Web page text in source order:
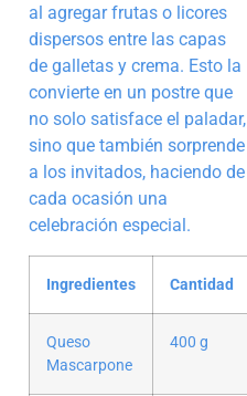
al agregar frutas o licores
dispersos entre las capas
de galletas y crema. Esto la
convierte en un postre que
no solo satisface el paladar,
sino que también sorprende
a los invitados, haciendo de
cada ocasión una
celebración especial.
Ingredientes Cantidad
Queso
Mascarpone
400 g